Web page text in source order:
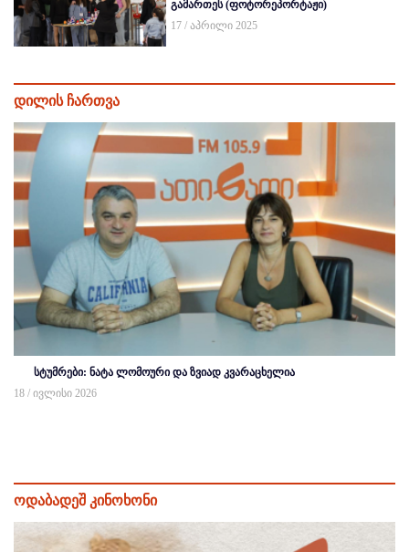
გამართეს (ფოტორეპორტაჟი)
17 / აპრილი 2025
დილის ჩართვა
სტუმრები: ნატა ლომოური და ზვიად კვარაცხელია
18 / ივლისი 2026
ოდაბადეშ კინოხონი